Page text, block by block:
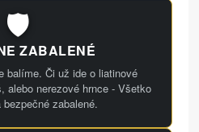
🛡️
ZABALENÉ
balíme. Či už ide o liatinové
alebo nerezové hrnce - Všetko
zabalené.